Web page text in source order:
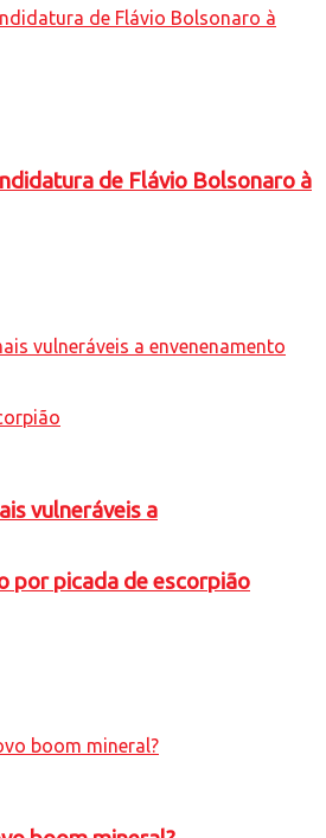
de Flávio Bolsonaro à
vulneráveis a
por picada de escorpião